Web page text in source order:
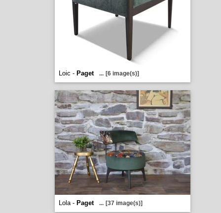
Loic - Paget ... [6 image(s)]
Lola - Paget ... [37 image(s)]